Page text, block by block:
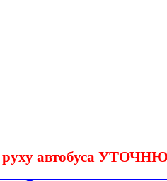
руху автобуса